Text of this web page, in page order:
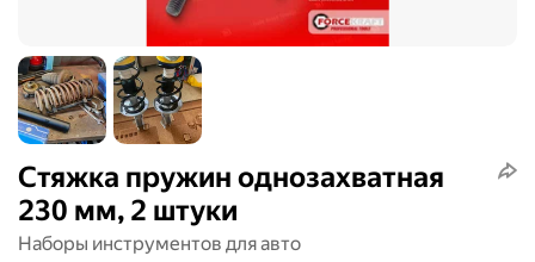
Стяжка пружин однозахватная
230 мм, 2 штуки
Наборы инструментов для авто